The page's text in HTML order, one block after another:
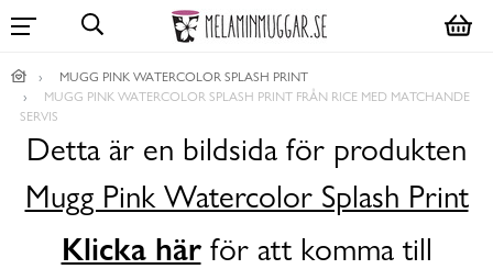
MUGG PINK WATERCOLOR SPLASH PRINT
MUGG PINK WATERCOLOR SPLASH PRINT FRÅN RICE MED MATCHANDE
SERVIS
Detta är en bildsida för produkten
Mugg Pink Watercolor Splash Print
Klicka härför att komma till